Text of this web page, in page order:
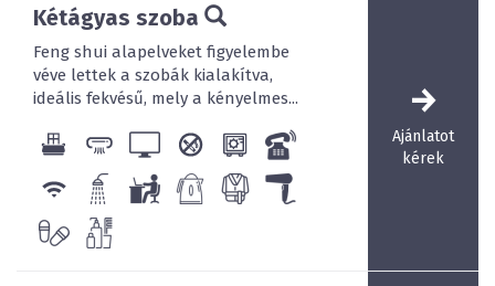
Kétágyas szoba
Feng shui alapelveket figyelembe
véve lettek a szobák kialakítva,
ideális fekvésű, mely a kényelmes...
Ajánlatot
kérek